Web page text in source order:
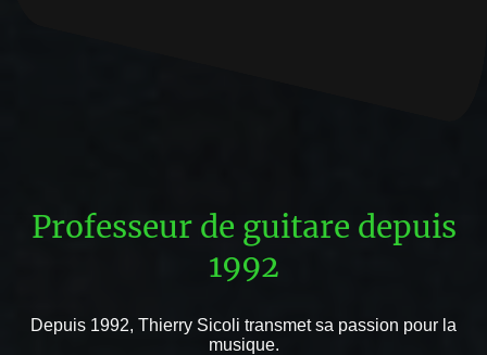
Professeur de guitare depuis
1992
Depuis 1992, Thierry Sicoli transmet sa passion pour la
musique.